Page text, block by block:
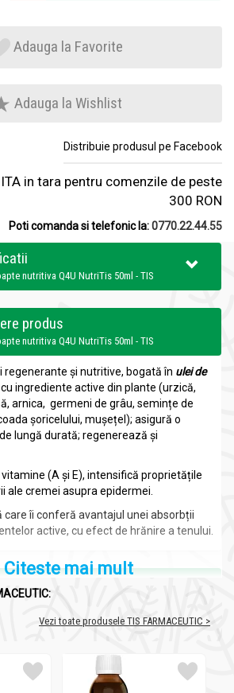
Adauga la Favorite
Adauga la Wishlist
Distribuie produsul pe Facebook
in tara pentru comenzile de peste
300 RON
Poti comanda si telefonic la:0770.22.44.55
nutritiva Q4U NutriTis 50ml - TIS
produs
nutritiva Q4U NutriTis 50ml - TIS
regenerante și nutritive, bogată în ulei de
ingrediente active din plante (urzică,
arnica, germeni de grâu, semințe de
șoricelului, mușețel); asigură o
lungă durată; regenerează și
(A și E), intensifică proprietățile
ale cremei asupra epidermei.
care îi conferă avantajul unei absorbții
active, cu efect de hrănire a tenului.
nutritiva Q4U NutriTis 50ml - TIS
Citeste mai mult
Vezi toate produsele TIS FARMACEUTIC >